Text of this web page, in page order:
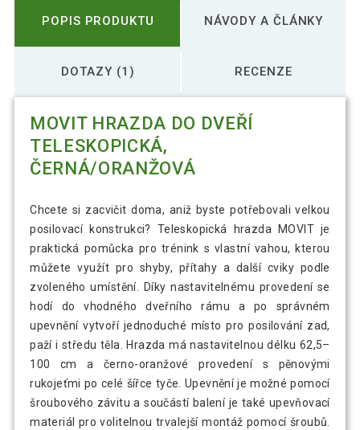
POPIS PRODUKTU NÁVODY A ČLÁNKY
DOTAZY (1) RECENZE
MOVIT HRAZDA DO DVEŘÍ
TELESKOPICKÁ,
ČERNÁ/ORANŽOVÁ
Chcete si zacvičit doma, aniž byste potřebovali velkou
posilovací konstrukci? Teleskopická hrazda MOVIT je
praktická pomůcka pro trénink s vlastní vahou, kterou
můžete využít pro shyby, přítahy a další cviky podle
zvoleného umístění. Díky nastavitelnému provedení se
hodí do vhodného dveřního rámu a po správném
upevnění vytvoří jednoduché místo pro posilování zad,
paží i středu těla. Hrazda má nastavitelnou délku 62,5–
100 cm a černo-oranžové provedení s pěnovými
rukojeťmi po celé šířce tyče. Upevnění je možné pomocí
šroubového závitu a součástí balení je také upevňovací
materiál pro volitelnou trvalejší montáž pomocí šroubů.